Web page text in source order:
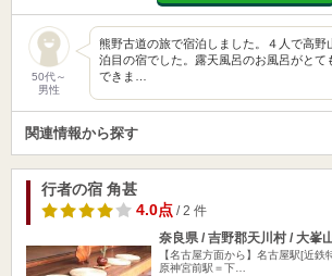
50代～
男性
熊野古道の旅で宿泊しました。４人で高野
泊目の宿でした。露天風呂のお風呂がとて
できま…
関連情報から探す
行者の宿 角甚
4.0点/ 2 件
奈良県 / 吉野郡天川村 / 大峯
【名古屋方面から】名古屋駅[近鉄
原神宮前駅＝下…